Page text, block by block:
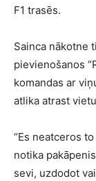
F1 trasēs.
Sainca nākotne
pievienošanos
komandas ar
atlika atrast
“Es neatceros
notika
sevi, uzdodot